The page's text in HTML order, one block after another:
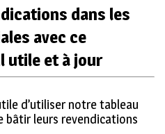
dans les
avec ce
utile et à jour
d’utiliser notre tableau
bâtir leurs revendications